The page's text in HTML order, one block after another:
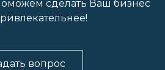
сделать Ваш бизнес
вопрос